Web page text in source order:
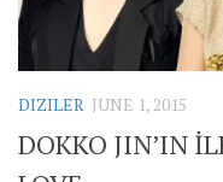
DIZILER JUNE 1, 2015
DOKKO JIN’IN